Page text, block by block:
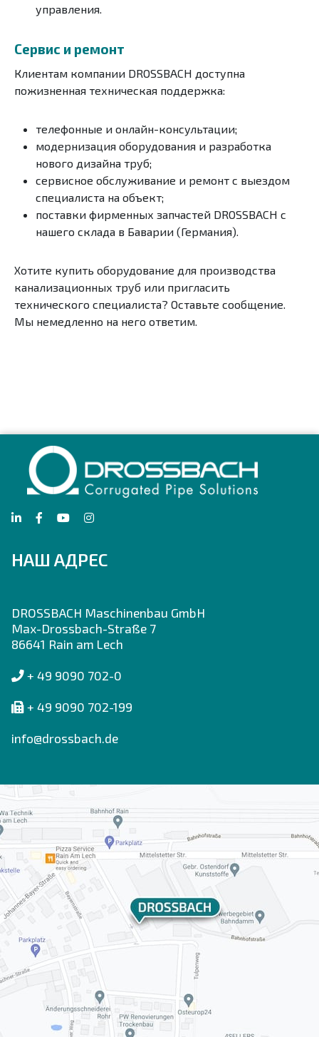
управления.
Сервис и ремонт
Клиентам компании DROSSBACH доступна
пожизненная техническая поддержка:
телефонные и онлайн-консультации;
модернизация оборудования и разработка
нового дизайна труб;
сервисное обслуживание и ремонт с выездом
специалиста на объект;
поставки фирменных запчастей DROSSBACH с
нашего склада в Баварии (Германия).
Хотите купить оборудование для производства
канализационных труб или пригласить
технического специалиста? Оставьте сообщение.
Мы немедленно на него ответим.
НАШ АДРЕС
DROSSBACH Maschinenbau GmbH
Max-Drossbach-Straße 7
86641 Rain am Lech
+ 49 9090 702-0
+ 49 9090 702-199
info@drossbach.de